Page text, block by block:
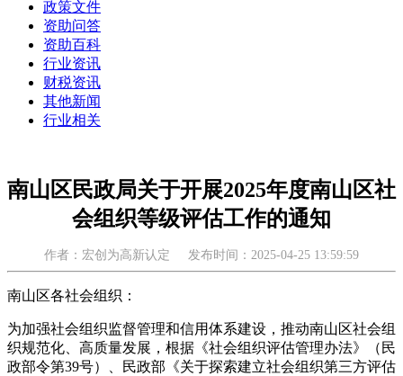
政策文件
资助问答
资助百科
行业资讯
财税资讯
其他新闻
行业相关
南山区民政局关于开展2025年度南山区社
会组织等级评估工作的通知
作者：宏创为高新认定 发布时间：2025-04-25 13:59:59
南山区各社会组织：
为加强社会组织监督管理和信用体系建设，推动南山区社会组
织规范化、高质量发展，根据《社会组织评估管理办法》（民
政部令第39号）、民政部《关于探索建立社会组织第三方评估